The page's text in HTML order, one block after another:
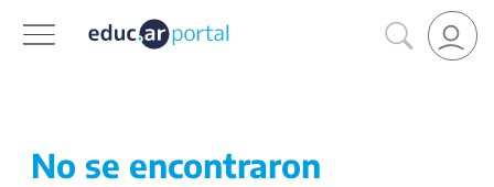
No se encontraron